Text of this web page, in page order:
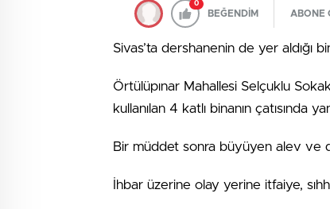
0
BEĞENDİM ABONE
Sivas’ta dershanenin de yer aldığı
Örtülüpınar Mahallesi Selçuklu
kullanılan 4 katlı binanın çatısında
Bir müddet sonra büyüyen alev ve
İhbar üzerine olay yerine itfaiye,